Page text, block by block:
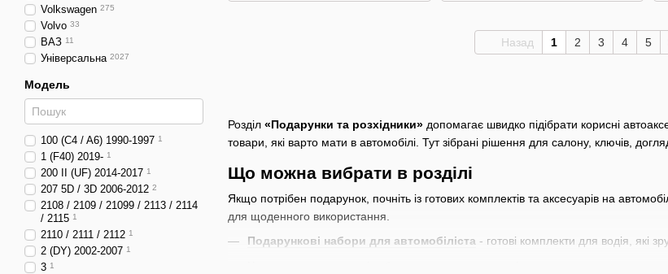
Розділ «Подарунки та розхідники» допомагає швидко підібрати корисні
товари, які варто мати в автомобілі. Тут зібрані рішення для салону, ключів,
Що можна вибрати в розділі
Якщо потрібен подарунок, почніть із готових комплектів та аксесуарів на
для щоденного використання.
Подарункові набори для автомобіліста - готові комплекти для водія, які
Назад 1 2 3 4 5
Volkswagen 275
Volvo 33
ВАЗ 11
Універсальна 2027
Модель
100 (C4 / A6) 1990-1997 1
1 (F40) 2019- 1
200 II (UF) 2014-2017 1
207 5D / 3D 2006-2012 2
2108 / 2109 / 21099 / 2113 / 2114
/ 2115 1
2110 / 2111 / 2112 1
2 (DY) 2002-2007 1
3 1